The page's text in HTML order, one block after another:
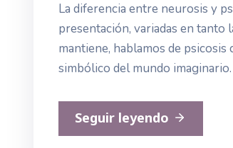
La diferencia entre neurosis y
presentación, variadas en
mantiene, hablamos de
simbólico del mundo imaginario.
Seguir leyendo